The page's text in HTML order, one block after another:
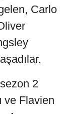
Carlo
2
ve Flavien